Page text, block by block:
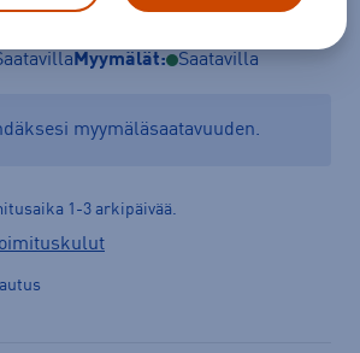
ja tilaa myymälästä
Myymälät: Saatavilla
myymäläsaatavuuden.
1-3 arkipäivää.